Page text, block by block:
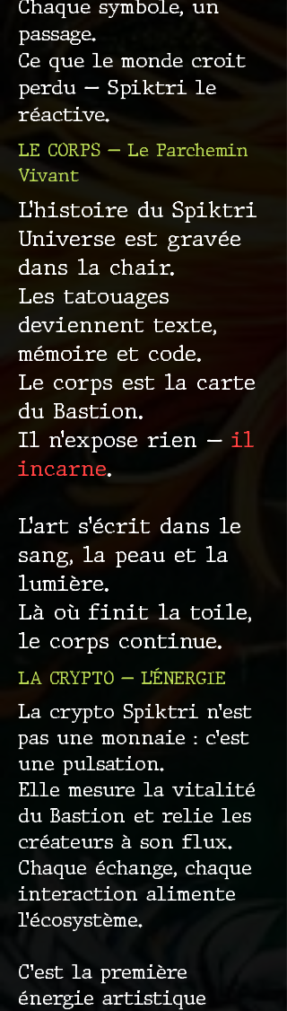
Chaque symbole, un
passage.
Ce que le monde croit
perdu — Spiktri le
réactive.
LE CORPS — Le Parchemin
Vivant
L’histoire du Spiktri
Universe est gravée
dans la chair.
Les tatouages
deviennent texte,
mémoire et code.
Le corps est la carte
du Bastion.
Il n’expose rien — il
incarne.
L’art s’écrit dans le
sang, la peau et la
lumière.
Là où finit la toile,
le corps continue.
LA CRYPTO — L’ÉNERGIE
La crypto Spiktri n’est
pas une monnaie : c’est
une pulsation.
Elle mesure la vitalité
du Bastion et relie les
créateurs à son flux.
Chaque échange, chaque
interaction alimente
l’écosystème.
C’est la première
énergie artistique